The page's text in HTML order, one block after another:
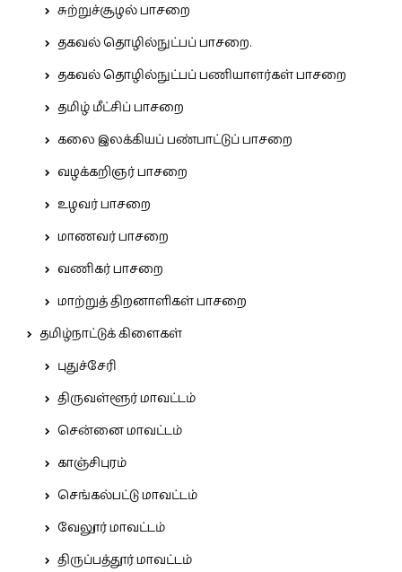
சுற்றுச்சூழல் பாசறை
தகவல் தொழில்நுட்பப் பாசறை.
தகவல் தொழில்நுட்பப் பணியாளர்கள் பாசறை
தமிழ் மீட்சிப் பாசறை
கலை இலக்கியப் பண்பாட்டுப் பாசறை
வழக்கறிஞர் பாசறை
உழவர் பாசறை
மாணவர் பாசறை
வணிகர் பாசறை
மாற்றுத் திறனாளிகள் பாசறை
தமிழ்நாட்டுக் கிளைகள்
புதுச்சேரி
திருவள்ளூர் மாவட்டம்
சென்னை மாவட்டம்
காஞ்சிபுரம்
செங்கல்பட்டு மாவட்டம்
வேலூர் மாவட்டம்
திருப்பத்தூர் மாவட்டம்